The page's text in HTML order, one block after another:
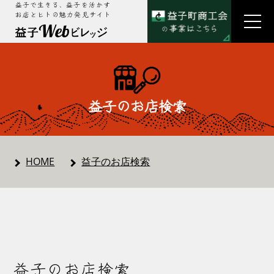
益子で生きる、益子を活かす
お店とヒトの魅力発見サイト
益子のお店検索
HOME 益子のお店検索
益子のお店検索